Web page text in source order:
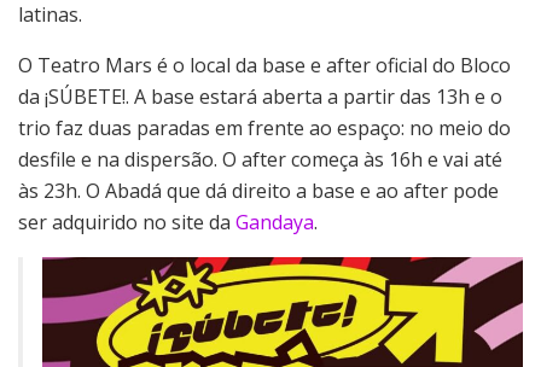
latinas.
O Teatro Mars é o local da base e after oficial do Bloco
da ¡SÚBETE!. A base estará aberta a partir das 13h e o
trio faz duas paradas em frente ao espaço: no meio do
desfile e na dispersão. O after começa às 16h e vai até
às 23h. O Abadá que dá direito a base e ao after pode
ser adquirido no site da Gandaya.